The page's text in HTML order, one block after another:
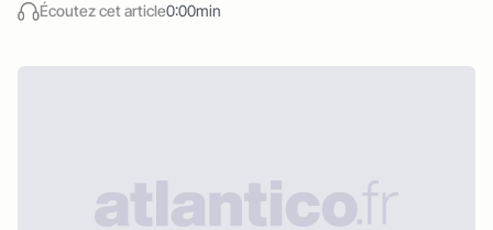
Écoutez cet article0:00min